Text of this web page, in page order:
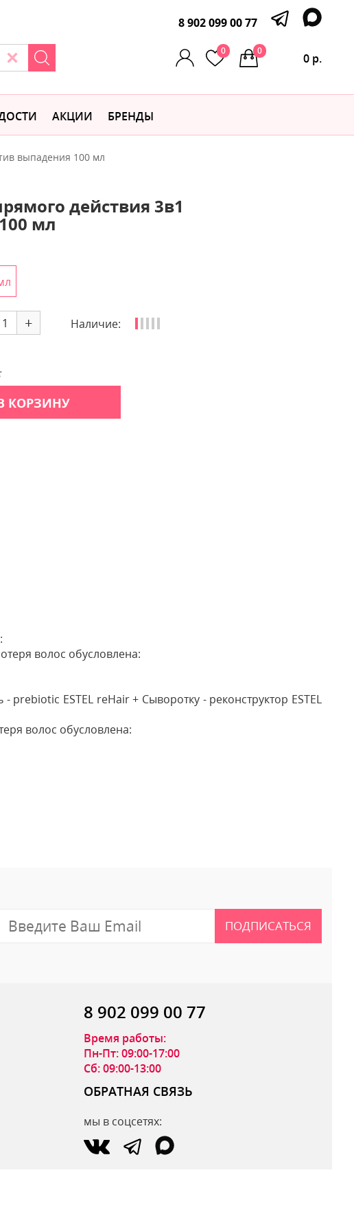
8 902 099 00 77
0
0 р.
0
АКЦИИ БРЕНДЫ
выпадения 100 мл
действия 3в1
мл
+ Наличие:
КОРЗИНУ
волос обусловлена:
ESTEL reHair + Сыворотку - реконструктор ESTEL
волос обусловлена:
ОТПРАВИТЬ ОТЗЫВ
ПОДПИСАТЬСЯ
8 902 099 00 77
Время работы:
Пн-Пт: 09:00-17:00
Сб: 09:00-13:00
ОБРАТНАЯ СВЯЗЬ
мы в соцсетях: